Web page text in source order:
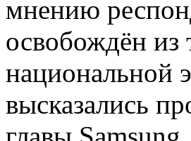
мнению
освобождён
национальной
высказались